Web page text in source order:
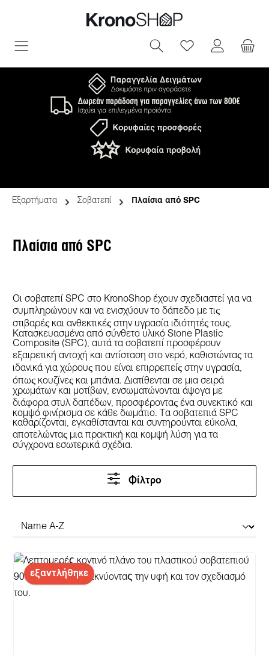
Έχετε 0
Εξαρτήματα Σοβατεπί Πλαίσια από SPC
Πλαίσια από SPC
Οι σοβατεπί SPC στο KronoShop έχουν σχεδιαστεί για να
συμπληρώνουν και να ενισχύουν το δάπεδο με τις
στιβαρές και ανθεκτικές στην υγρασία ιδιότητές τους.
Κατασκευασμένα από σύνθετο υλικό Stone Plastic
Composite (SPC), αυτά τα σοβατεπί προσφέρουν
εξαιρετική αντοχή και αντίσταση στο νερό, καθιστώντας τα
ιδανικά για χώρους που είναι επιρρεπείς στην υγρασία,
όπως κουζίνες και μπάνια. Διατίθενται σε μια σειρά
χρωμάτων και μοτίβων, ενσωματώνονται άψογα με
διάφορα στυλ δαπέδων, προσφέροντας ένα συνεκτικό και
κομψό φινίρισμα σε κάθε δωμάτιο. Τα σοβατεπιά SPC
καθαρίζονται, εγκαθίστανται και συντηρούνται εύκολα,
αποτελώντας μια πρακτική και κομψή λύση για τα
σύγχρονα εσωτερικά σχέδια.
Φίλτρο
εξαντλήθηκε